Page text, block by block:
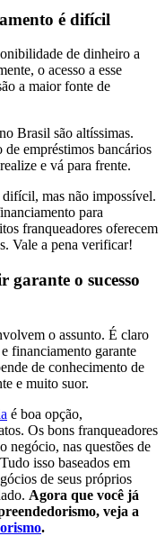
é difícil
de dinheiro a
o acesso a esse
a maior fonte de
Brasil são altíssimas.
de empréstimos bancários
e vá para frente.
mas não impossível.
para
franqueadores oferecem
Vale a pena verificar!
o sucesso
o assunto. É claro
financiamento garante
de conhecimento de
e muito suor.
é boa opção,
Os bons franqueadores
negócio, nas questões de
isso baseados em
de seus próprios
Agora que você já
veja a
.